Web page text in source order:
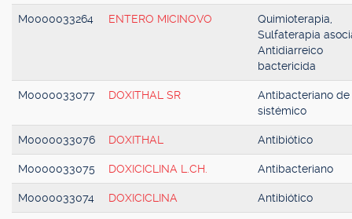
M0000033264 ENTERO MICINOVO
Quimioterapia,
Sulfaterapia
Antidiarreico
bactericida
M0000033077 DOXITHAL SR
Antibacteriano de
sistémico
M0000033076 DOXITHAL Antibiótico
M0000033075 DOXICICLINA L.CH. Antibacteriano
M0000033074 DOXICICLINA Antibiótico